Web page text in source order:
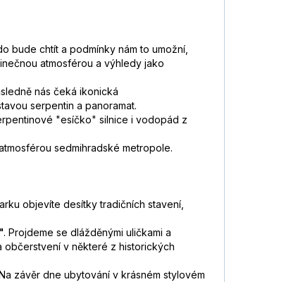
bude chtít a podmínky nám to umožní,
atmosférou a výhledy jako
nás čeká ikonická
serpentin a panoramat.
"esíčko" silnice i vodopád z
sedmihradské metropole.
objevíte desítky tradičních stavení,
. Projdeme se dlážděnými uličkami a
občerstvení v některé z historických
závěr dne ubytování v krásném stylovém